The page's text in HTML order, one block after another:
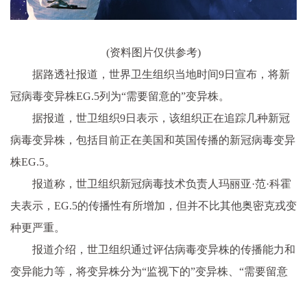
(资料图片仅供参考)
据路透社报道，世界卫生组织当地时间9日宣布，将新
冠病毒变异株EG.5列为“需要留意的”变异株。
据报道，世卫组织9日表示，该组织正在追踪几种新冠
病毒变异株，包括目前正在美国和英国传播的新冠病毒变异
株EG.5。
报道称，世卫组织新冠病毒技术负责人玛丽亚·范·科霍
夫表示，EG.5的传播性有所增加，但并不比其他奥密克戎变
种更严重。
报道介绍，世卫组织通过评估病毒变异株的传播能力和
变异能力等，将变异株分为“监视下的”变异株、“需要留意